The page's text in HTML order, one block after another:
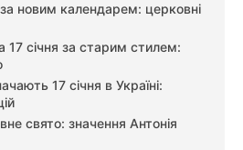
новим календарем: церковні
17 січня за старим стилем:
17 січня в Україні:
свято: значення Антонія